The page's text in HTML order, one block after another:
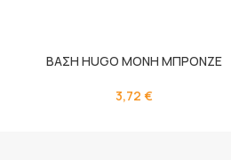
ΒΑΣΗ HUGO ΜΟΝΗ ΜΠΡΟΝΖΕ
3,72 €